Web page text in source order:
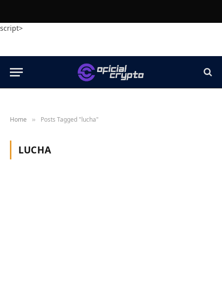
script>
Home » Posts Tagged "lucha"
LUCHA